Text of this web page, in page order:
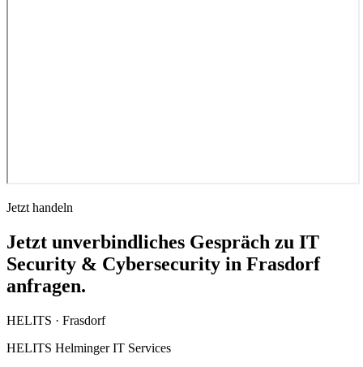
Jetzt handeln
Jetzt unverbindliches Gespräch zu IT
Security & Cybersecurity in Frasdorf
anfragen.
HELITS · Frasdorf
HELITS Helminger IT Services